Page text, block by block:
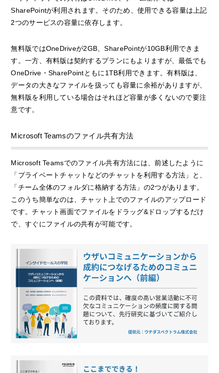
SharePointが利用されます。そのため、使用できる容量は上記
2つのサービスの容量に依存します。
無料版ではOneDriveが2GB、SharePointが10GB利用できま
す。一方、有料版は契約するプランにもよりますが、最低でも
OneDrive・SharePointともに1TB利用できます。有料版は、
データの大きなファイルを扱っても容量に余裕がありますが、
無料版を利用している場合はそれほど容量が多くないので要注
意です。
Microsoft Teamsのファイル共有方法
Microsoft Teamsでのファイル共有方法には、前述したように
「プライベートチャットなどのチャットを利用する方法」と、
「チーム全体のフォルダに格納する方法」の2つがあります。
このうち簡単なのは、チャット上でのファイルのアップロード
です。チャット画面でファイルをドラッグ&ドロップするだけ
で、すぐにファイルの共有が可能です。